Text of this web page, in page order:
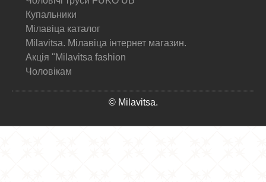
Купальники
Мілавіца каталог
Milavitsa. Мілавіца інтернет магазин.
Акція "Milavitsa fashion
Чоловікам
© Milavitsa.